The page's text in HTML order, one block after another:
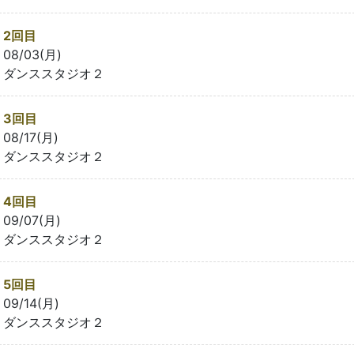
2回目
08/03(月)
ダンススタジオ２
3回目
08/17(月)
ダンススタジオ２
4回目
09/07(月)
ダンススタジオ２
5回目
09/14(月)
ダンススタジオ２